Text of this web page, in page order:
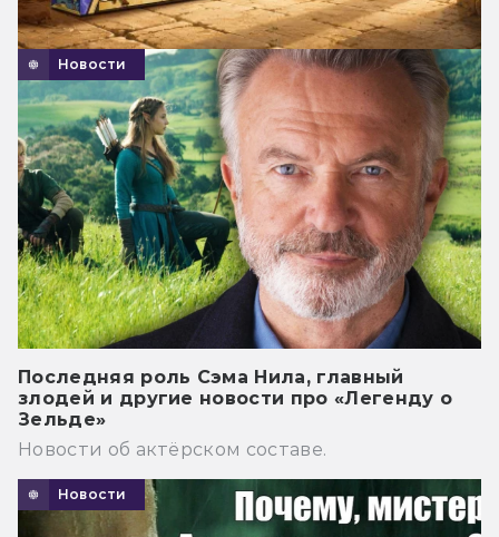
Новости
Последняя роль Сэма Нила, главный
злодей и другие новости про «Легенду о
Зельде»
Новости об актёрском составе.
Новости